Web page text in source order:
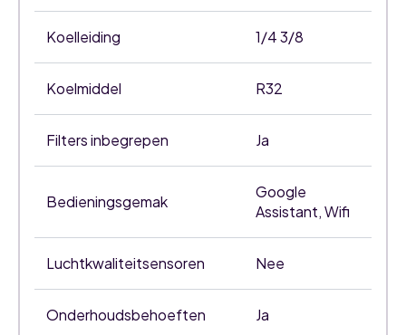
Koelleiding 1/4 3/8
Koelmiddel R32
Filters inbegrepen Ja
Bedieningsgemak
Google
Assistant, Wifi
Luchtkwaliteitsensoren Nee
Onderhoudsbehoeften Ja